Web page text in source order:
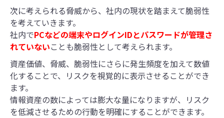
次に考えられる脅威から、社内の現状を踏まえて脆弱性
を考えていきます。
社内でPCなどの端末やログインIDとパスワードが管理さ
れていないことも脆弱性として考えられます。
資産価値、脅威、脆弱性にさらに発生頻度を加えて数値
化することで、リスクを視覚的に表示させることができ
ます。
情報資産の数によっては膨大な量になりますが、リスク
を低減させるための行動を明確にすることができます。